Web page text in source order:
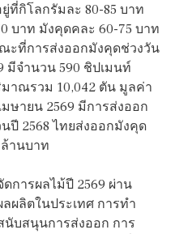
ที่กิโลกรัมละ 80-85 บาท
บาท มังคุดคละ 60-75 บาท
ะที่การส่งออกมังคุดช่วงวัน
มีจำนวน 590 ชิปเมนท์
มาณรวม 10,042 ตัน มูลค่า
ษายน 2569 มีการส่งออก
ปี 2568 ไทยส่งออกมังคุด
ล้านบาท
การผลไม้ปี 2569 ผ่าน
ผลิตในประเทศ การทำ
นับสนุนการส่งออก การ